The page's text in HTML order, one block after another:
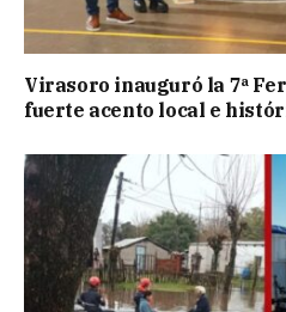
Virasoro inauguró la 7ª
fuerte acento local e